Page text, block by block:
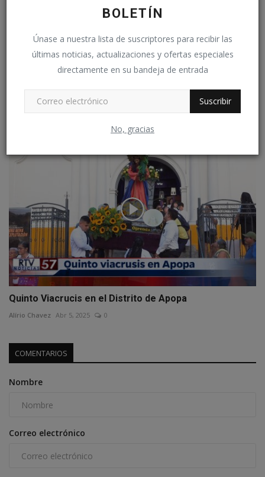
BOLETÍN
Únase a nuestra lista de suscriptores para recibir las
últimas noticias, actualizaciones y ofertas especiales
directamente en su bandeja de entrada
Suscribir
No, gracias
Coloridas Flores Decoran el mercado de Apopa
Quinto Viacrucis en el Distrito de Apopa
Alírio Chavez Abr 5, 2025 0
COMENTARIOS
Nombre
Correo electrónico